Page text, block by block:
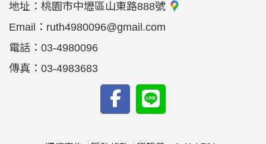
地址： 桃園市中壢區山東路888號
Email： ruth4980096@gmail.com
電話： 03-4980096
傳真： 03-4983683